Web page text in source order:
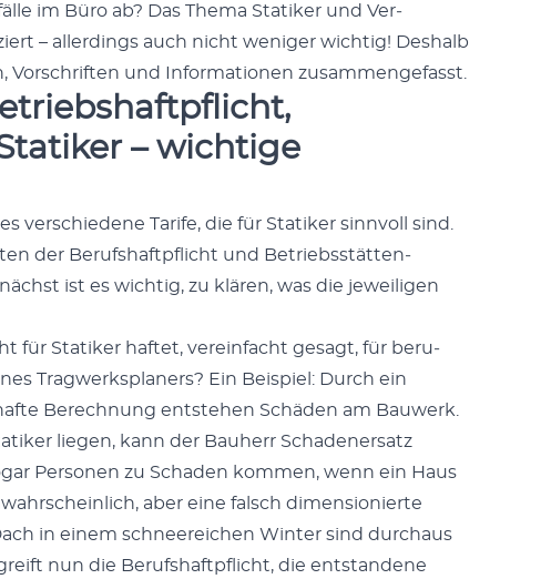
im Büro ab? Das The­ma Sta­tik­er und Ver­
– allerd­ings auch nicht weniger wichtig! Deshalb
Vorschriften und Infor­ma­tio­nen zusam­menge­fasst.
– wichtige
ver­schiedene Tar­ife, die für Sta­tik­er sin­nvoll sind.
der Beruf­shaftpflicht und Betrieb­sstät­ten­
ist es wichtig, zu klären, was die jew­eili­gen
für Sta­tik­er haftet, vere­in­facht gesagt, für beru­
Trag­w­erk­s­plan­ers? Ein Beispiel: Durch ein
Berech­nung entste­hen Schä­den am Bauw­erk.
liegen, kann der Bauherr Schaden­er­satz
Per­so­n­en zu Schaden kom­men, wenn ein Haus
aber eine falsch dimen­sion­ierte
in einem schneere­ichen Win­ter sind dur­chaus
nun die Beruf­shaftpflicht, die ent­standene